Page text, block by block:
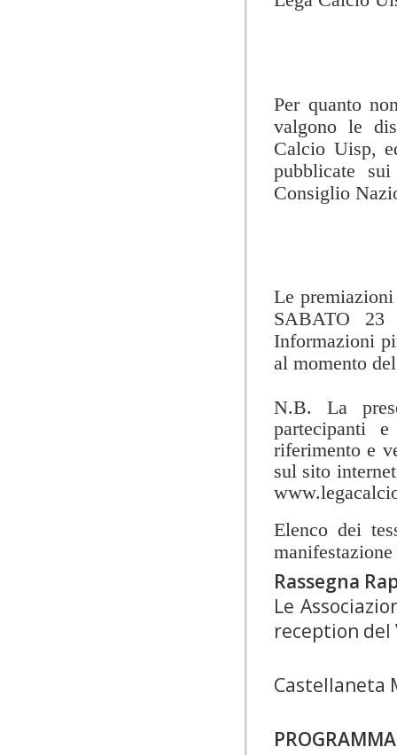
Per quanto
valgono le
Calcio Uisp,
pubblicate
Consiglio
Le
SABATO
Informazioni
al momento
N.B. La
partecipanti
riferimento e
sul sito
Elenco dei
manifestazione
Rassegna
Le
reception
Castellaneta
PROGRAMMA